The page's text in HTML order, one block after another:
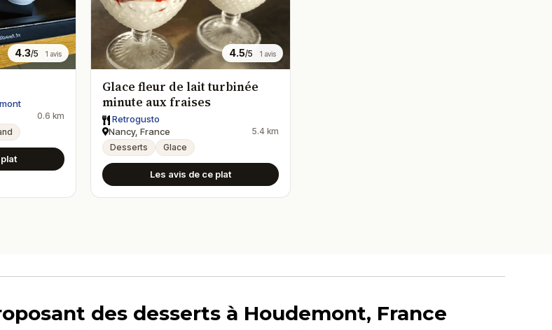
4.3/5 1 avis
0.6 km
4.5/5 1 avis
Glace fleur de lait turbinée
minute aux fraises
Retrogusto
Nancy, France
5.4 km
Desserts
Glace
Les avis de ce plat
des desserts à Houdemont, France